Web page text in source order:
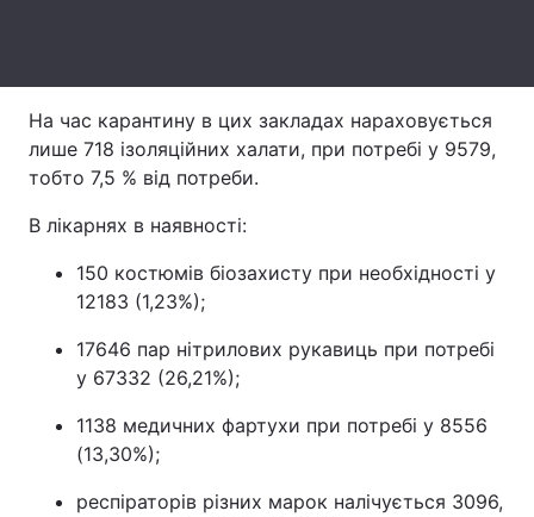
На час карантину в цих закладах нараховується
лише 718 ізоляційних халати, при потребі у 9579,
тобто 7,5 % від потреби.
В лікарнях в наявності:
150 костюмів біозахисту при необхідності у
12183 (1,23%);
17646 пар нітрилових рукавиць при потребі
у 67332 (26,21%);
1138 медичних фартухи при потребі у 8556
(13,30%);
респіраторів різних марок налічується 3096,